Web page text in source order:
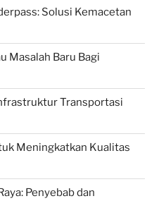
Solusi Kemacetan
Masalah Baru Bagi
Transportasi
Meningkatkan Kualitas
Penyebab dan